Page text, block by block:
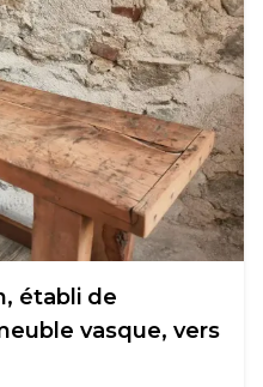
établi de
vasque, vers